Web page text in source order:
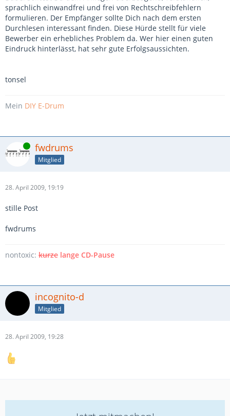
sprachlich einwandfrei und frei von Rechtschreibfehlern
formulieren. Der Empfänger sollte Dich nach dem ersten
Durchlesen interessant finden. Diese Hürde stellt für viele
Bewerber ein erhebliches Problem da. Wer hier einen guten
Eindruck hinterlässt, hat sehr gute Erfolgsaussichten.
tonsel
Mein DIY E-Drum
Online fwdrums
Mitglied
28. April 2009, 19:19
stille Post
fwdrums
nontoxic: kurze lange CD-Pause
incognito-d
Mitglied
28. April 2009, 19:28